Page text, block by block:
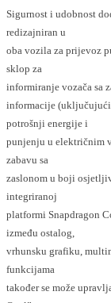
Sigurnost i udobnost
redizajniran u
oba vozila za prijevoz
sklop za
informiranje vozača sa
informacije
potrošnji energije i
punjenju u električnim
zabavu sa
zaslonom u boji
integriranoj
platformi Snapdragon
između ostalog,
vrhunsku grafiku,
funkcijama
također se može